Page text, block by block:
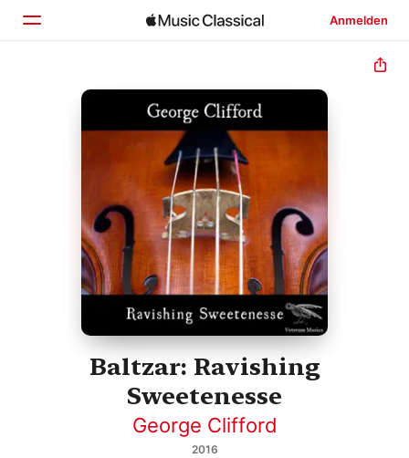
Anmelden
Startseite
Entdecken
Suchen
Baltzar: Ravishing
Sweetenesse
George Clifford
2016